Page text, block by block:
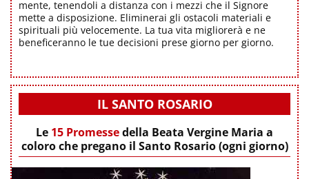
mente, tenendoli a distanza con i mezzi che il Signore
mette a disposizione. Eliminerai gli ostacoli materiali e
spirituali più velocemente. La tua vita migliorerà e ne
beneficeranno le tue decisioni prese giorno per giorno.
IL SANTO ROSARIO
Le 15 Promessedella Beata Vergine Maria a
coloro che pregano il Santo Rosario (ogni giorno)